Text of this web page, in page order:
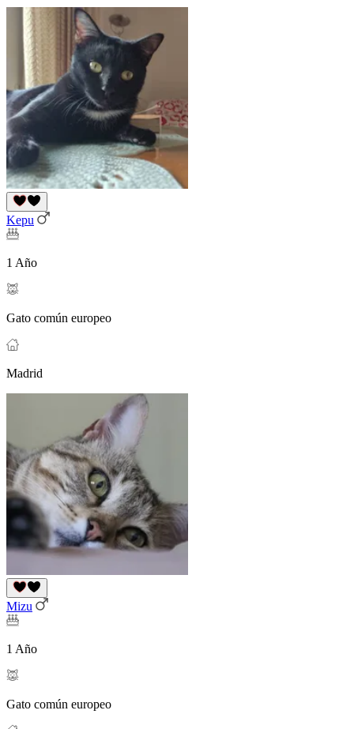
Kepu
1 Año
Gato común europeo
Madrid
Mizu
1 Año
Gato común europeo